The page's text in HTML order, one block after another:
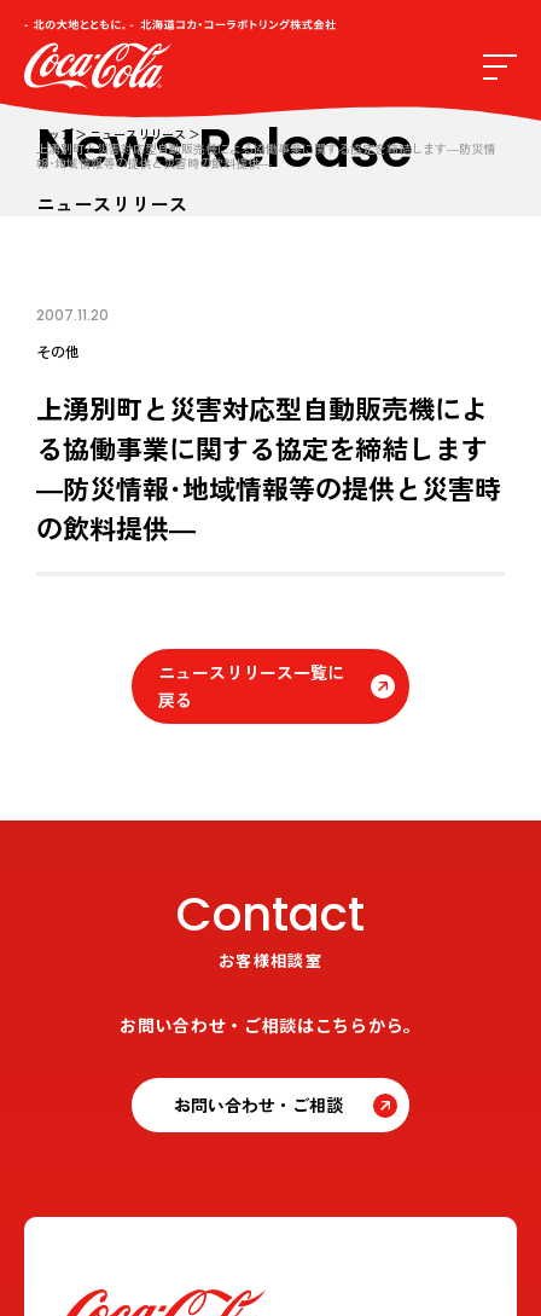
トップ
ニュースリリース
上湧別町と災害対応型自動販売機による協働事業に関する協定を締結します―防災情
報･地域情報等の提供と災害時の飲料提供―
News Release
ニュースリリース
2007.11.20
その他
上湧別町と災害対応型自動販売機によ
る協働事業に関する協定を締結します
―防災情報･地域情報等の提供と災害時
の飲料提供―
ニュースリリース一覧に
戻る
Contact
お客様相談室
お問い合わせ・ご相談はこちらから。
お問い合わせ・ご相談